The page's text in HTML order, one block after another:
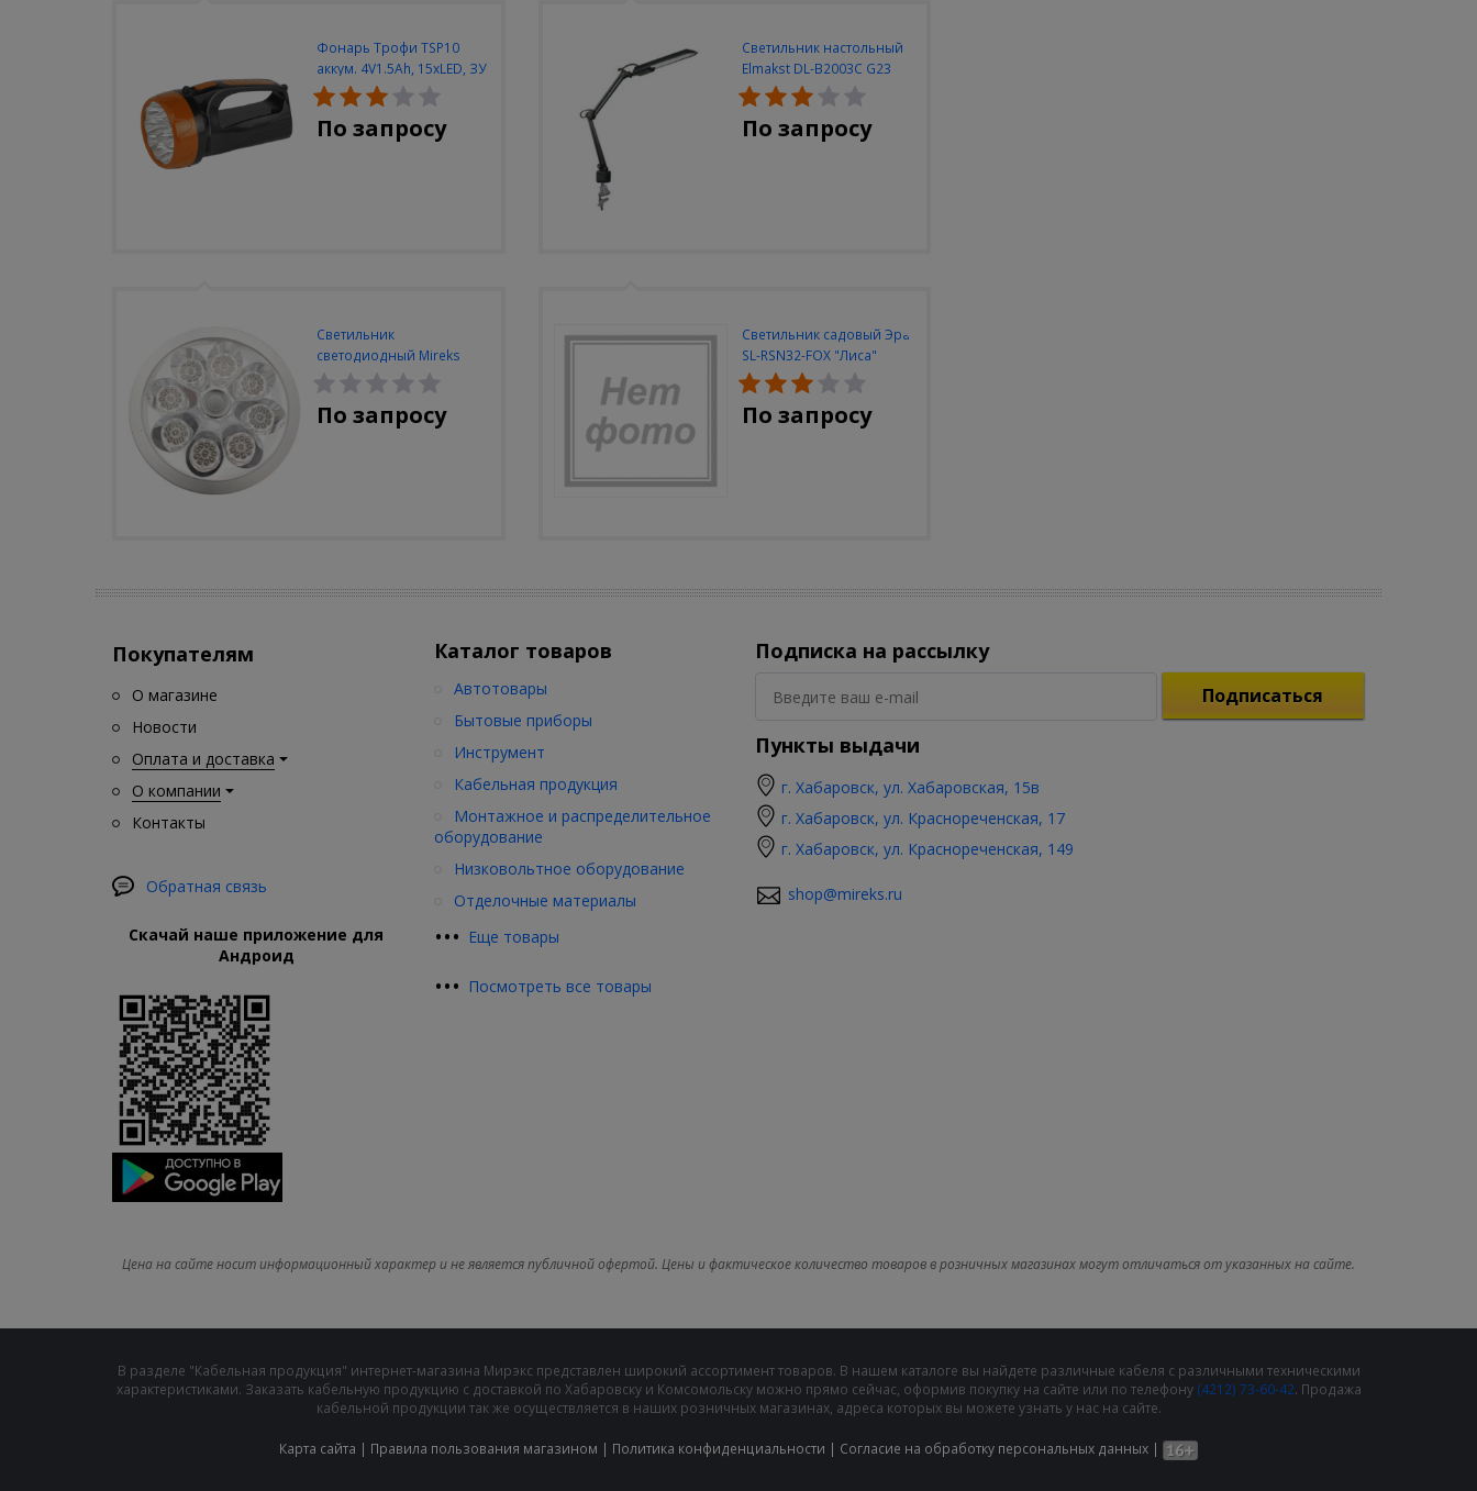
Фонарь Трофи TSP10
аккум. 4V1.5Ah, 15xLED, ЗУ
вилка 220V
По запросу
Светильник настольный
Elmakst DL-B2003C G23
черный струбцина
По запросу
Светильник
светодиодный Mireks
С-310-80-S (5W/4000-
5000K/500lm/датчик
движения)
По запросу
Светильник садовый Эра
SL-RSN32-FOX "Лиса"
солн.бат, полистоун,
цветной, 32 см
По запросу
Покупателям
О магазине
Новости
Оплата и доставка
О компании
Контакты
Обратная связь
Скачай наше приложение для
Андроид
Каталог товаров
••• Еще товары
Автотовары
Бытовые приборы
Инструмент
Кабельная продукция
Монтажное и распределительное
оборудование
Низковольтное оборудование
Отделочные материалы
••• Посмотреть все товары
Подписка на рассылку
Подписаться
Пункты выдачи
г. Хабаровск, ул. Хабаровская, 15в
г. Хабаровск, ул. Краснореченская, 17
г. Хабаровск, ул. Краснореченская, 149
shop@mireks.ru
Цена на сайте носит информационный характер и не является публичной офертой. Цены и фактическое количество товаров в розничных магазинах могут отличаться от указанных на сайте.
В разделе "Кабельная продукция" интернет-магазина Мирэкс представлен широкий ассортимент товаров. В нашем каталоге вы найдете различные кабеля с различными техническими
характеристиками. Заказать кабельную продукцию с доставкой по Хабаровску и Комсомольску можно прямо сейчас, оформив покупку на сайте или по телефону (4212) 73-60-42. Продажа
кабельной продукции так же осуществляется в наших розничных магазинах, адреса которых вы можете узнать у нас на сайте.
Карта сайта | Правила пользования магазином | Политика конфиденциальности | Cогласие на обработку персональных данных |